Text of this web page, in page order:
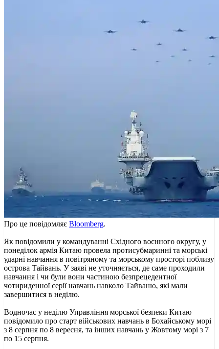
Про це повідомляє Bloomberg.
Як повідомили у командуванні Східного воєнного округу, у
понеділок армія Китаю провела протисубмаринні та морські
ударні навчання в повітряному та морському просторі поблизу
острова Тайвань. У заяві не уточняється, де саме проходили
навчання і чи були вони частиною безпрецедентної
чотириденної серії навчань навколо Тайваню, які мали
завершитися в неділю.
Водночас у неділю Управління морської безпеки Китаю
повідомило про старт військових навчань в Бохайському морі
з 8 серпня по 8 вересня, та інших навчань у Жовтому морі з 7
по 15 серпня.